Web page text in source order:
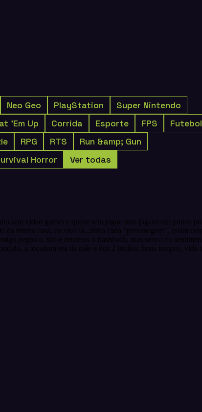
Neo Geo PlayStation
Super Nintendo
'Em Up Corrida Esporte FPS
Futebol
RPG RTS
Run &amp; Gun
Horror Ver todas